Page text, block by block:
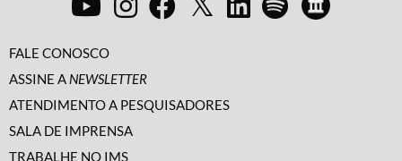
FALE CONOSCO
ASSINE A NEWSLETTER
ATENDIMENTO A PESQUISADORES
SALA DE IMPRENSA
TRABALHE NO IMS